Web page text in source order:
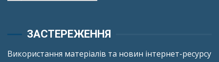
ЗАСТЕРЕЖЕННЯ
Використання матеріалів та новин інтернет-ресурсу